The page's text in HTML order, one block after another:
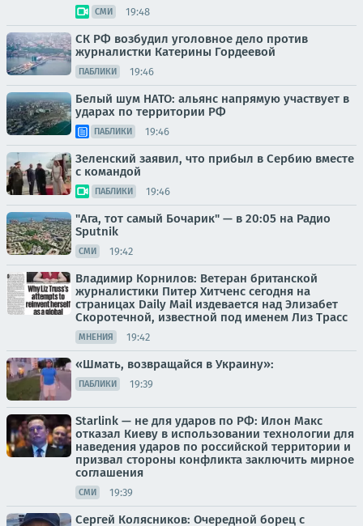
СМИ 19:48
СК РФ возбудил уголовное дело против
журналистки Катерины Гордеевой
ПАБЛИКИ 19:46
Белый шум НАТО: альянс напрямую участвует в
ударах по территории РФ
ПАБЛИКИ 19:46
Зеленский заявил, что прибыл в Сербию вместе
с командой
ПАБЛИКИ 19:46
"Ага, тот самый Бочарик" — в 20:05 на Радио
Sputnik
СМИ 19:42
Владимир Корнилов: Ветеран британской
журналистики Питер Хитченс сегодня на
страницах Daily Mail издевается над Элизабет
Скоротечной, известной под именем Лиз Трасс
МНЕНИЯ 19:42
«Шмать, возвращайся в Украину»:
ПАБЛИКИ 19:39
Starlink — не для ударов по РФ: Илон Макс
отказал Киеву в использовании технологии для
наведения ударов по российской территории и
призвал стороны конфликта заключить мирное
соглашения
СМИ 19:39
Сергей Колясников: Очередной борец с